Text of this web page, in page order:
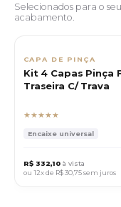
Selecionados para o
acabamento.
CAPA DE PINÇA
Kit 4 Capas Pinça
Traseira C/ Trava
★★★★★
Encaixe universal
R$ 332,10 à vista
ou 12x de R$ 30,75sem juros